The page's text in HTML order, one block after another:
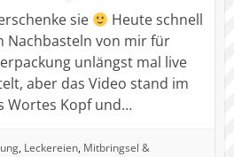
sie
Heute schnell
Nachbasteln von mir für
unlängst mal live
aber das Video stand im
Wortes Kopf und…
, Leckereien, Mitbringsel &